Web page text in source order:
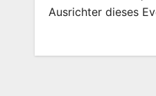
Ausrichter dieses